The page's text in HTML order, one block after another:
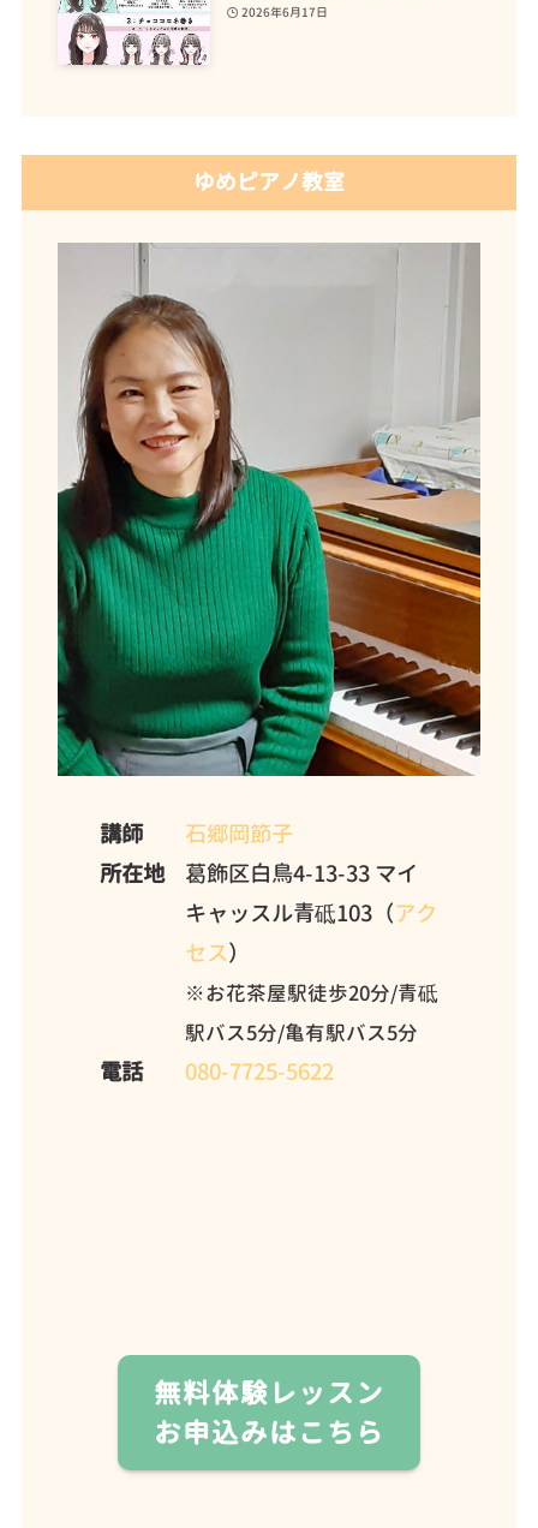
2026年6月17日
ゆめピアノ教室
講師
石郷岡節子
所在地
葛飾区白鳥4-13-33 マイ
キャッスル青砥103（アク
セス）
※お花茶屋駅徒歩20分/青砥
駅バス5分/亀有駅バス5分
電話 080-7725-5622
無料体験レッスン
お申込みはこちら